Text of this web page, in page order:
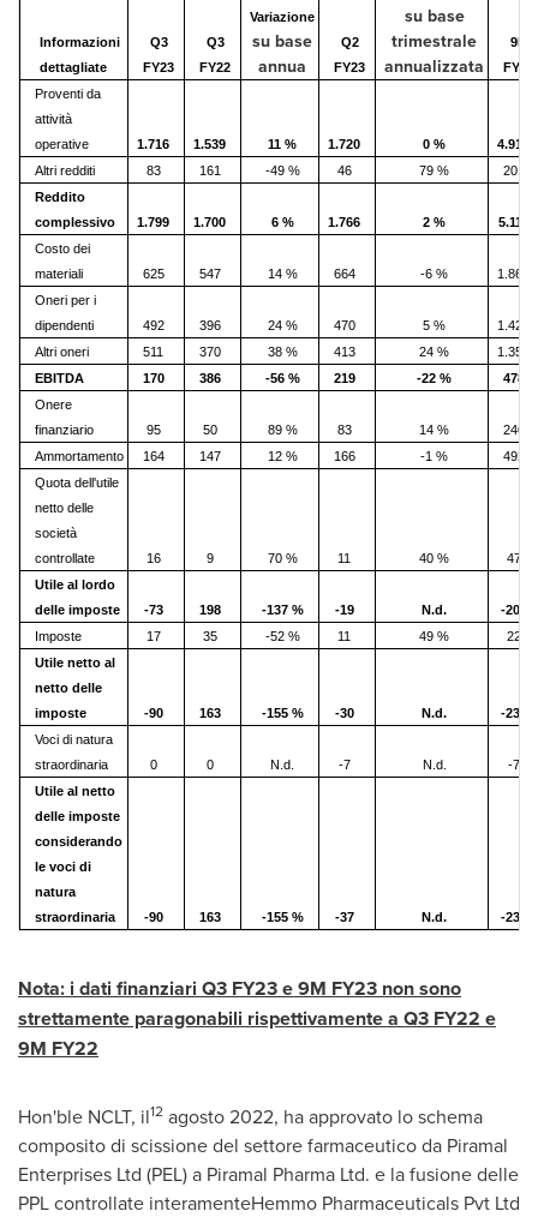
Informazioni
dettagliate
Q3
FY23
Q3
FY22
Variazione
su base
annua
Q2
FY23
su base
trimestrale
annualizzata
9M
FY23
Proventi da
attività
operative
1.716 1.539 11 % 1.720 0 %
4.918
Altri redditi
83 161 -49 % 46 79 %
201
Reddito
complessivo
1.799 1.700 6 % 1.766 2 %
5.119
Costo dei
materiali
625 547 14 % 664 -6 %
1.864
Oneri per i
dipendenti
492 396 24 % 470 5 %
1.423
Altri oneri
511 370 38 % 413 24 %
1.355
EBITDA
170 386 -56 % 219 -22 %
478
Onere
finanziario
95 50 89 % 83 14 %
240
Ammortamento
164 147 12 % 166 -1 %
492
Quota dell'utile
netto delle
società
controllate
16 9 70 % 11 40 %
47
Utile al lordo
delle imposte
-73 198 -137 % -19 N.d.
-207
Imposte
17 35 -52 % 11 49 %
22
Utile netto al
netto delle
imposte
-90 163 -155 % -30 N.d.
-230
Voci di natura
straordinaria
0 0 N.d. -7 N.d.
-7
Utile al netto
delle imposte
considerando
le voci di
natura
straordinaria
-90 163 -155 % -37 N.d. -237
Nota: i dati finanziari Q3 FY23 e9M FY23 non sono
strettamente paragonabili rispettivamente a Q3 FY22 e
9M FY22
Hon'ble NCLT, il12 agosto 2022, ha approvato lo schema
composito di scissione del settore farmaceutico da Piramal
Enterprises Ltd (PEL) a Piramal Pharma Ltd. e la fusione delle
PPL controllate interamenteHemmo Pharmaceuticals Pvt Ltd